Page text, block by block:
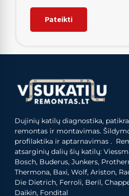
Dujinių katilų diagnostika,
remontas ir montavimas.
profilaktika ir aptarnavimas .
atsarginių dalių šių katilų:
Bosch, Buderus, Junkers,
Thermona, Baxi, Wolf, Ariston,
Die Dietrich, Ferroli, Beril,
Daikin, Fondital